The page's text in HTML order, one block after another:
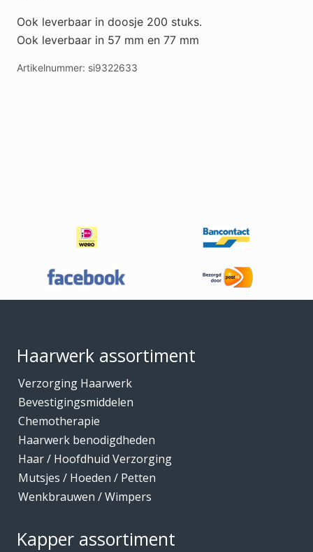
Ook leverbaar in doosje 200 stuks.
Ook leverbaar in 57 mm en 77 mm
Artikelnummer: si9322633
Haarwerk assortiment
Verzorging Haarwerk
Bevestigingsmiddelen
Chemotherapie
Haarwerk benodigdheden
Haar / Hoofdhuid Verzorging
Mutsjes / Hoeden / Petten
Wenkbrauwen / Wimpers
Kapper assortiment